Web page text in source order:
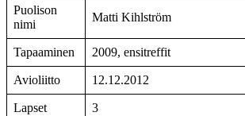
Puolison
nimi
Matti Kihlström
Tapaaminen 2009, ensitreffit
Avioliitto 12.12.2012
Lapset 3